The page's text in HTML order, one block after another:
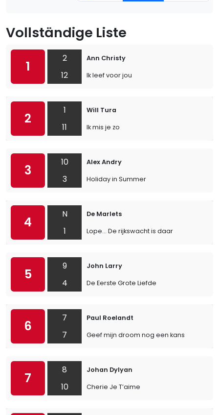
Vollständige Liste
1
2
12
Ann Christy
Ik leef voor jou
2
1
11
Will Tura
Ik mis je zo
3
10
3
Alex Andry
Holiday in Summer
4
N
1
De Marlets
Lope… De rijkswacht is daar
5
9
4
John Larry
De Eerste Grote Liefde
6
7
7
Paul Roelandt
Geef mijn droom nog een kans
7
8
10
Johan Dylyan
Cherie Je T’aime